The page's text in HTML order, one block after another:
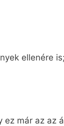
ellenére is;
már az az